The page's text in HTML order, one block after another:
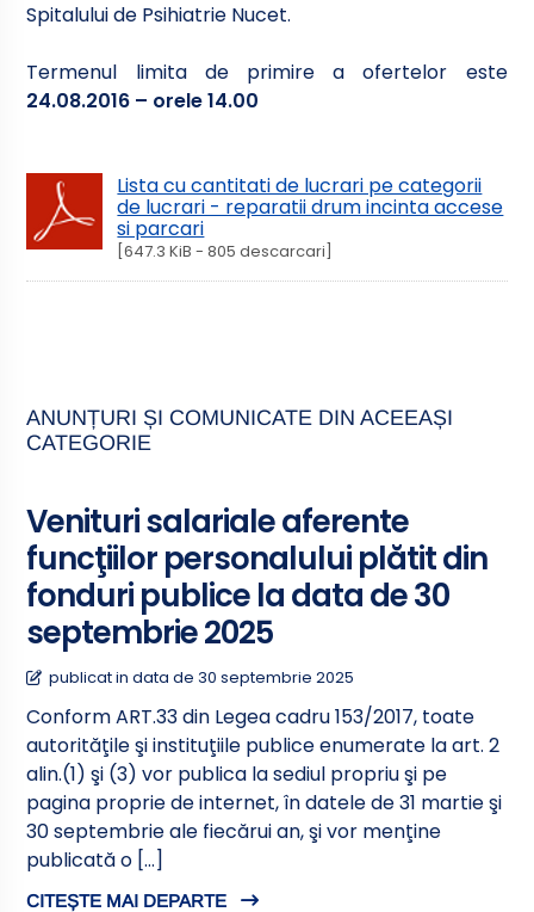
Spitalului de Psihiatrie Nucet.
Termenul limita de primire a ofertelor este
24.08.2016 – orele 14.00
Lista cu cantitati de lucrari pe categorii
de lucrari - reparatii drum incinta accese
si parcari
[647.3 KiB - 805 descarcari]
ANUNȚURI ȘI COMUNICATE DIN ACEEAȘI
CATEGORIE
Venituri salariale aferente
funcţiilor personalului plătit din
fonduri publice la data de 30
septembrie 2025
publicat in data de 30 septembrie 2025
Conform ART.33 din Legea cadru 153/2017, toate
autorităţile şi instituţiile publice enumerate la art. 2
alin.(1) şi (3) vor publica la sediul propriu şi pe
pagina proprie de internet, în datele de 31 martie şi
30 septembrie ale fiecărui an, şi vor menţine
publicată o […]
CITEȘTE MAI DEPARTE